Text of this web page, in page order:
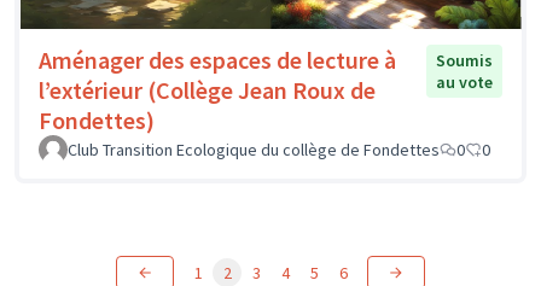
Aménager des espaces de lecture à
l’extérieur (Collège Jean Roux de
Fondettes)
Soumis
au vote
Club Transition Ecologique du collège de Fondettes 0 0
1 2 3 4 5 6